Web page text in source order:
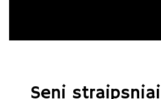
Seni straipsniai